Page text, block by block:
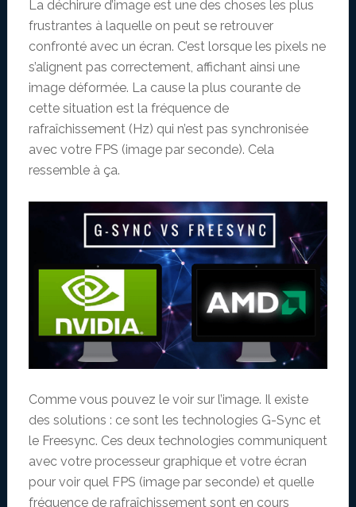
La déchirure d’image est une des choses les plus
frustrantes à laquelle on peut se retrouver
confronté avec un écran. C’est lorsque les pixels ne
s’alignent pas correctement, affichant ainsi une
image déformée. La cause la plus courante de
cette situation est la fréquence de
rafraîchissement (Hz) qui n’est pas synchronisée
avec votre FPS (image par seconde). Cela
ressemble à ça.
Comme vous pouvez le voir sur l’image. Il existe
des solutions : ce sont les technologies G-Sync et
le Freesync. Ces deux technologies communiquent
avec votre processeur graphique et votre écran
pour voir quel FPS (image par seconde) et quelle
fréquence de rafraîchissement sont en cours